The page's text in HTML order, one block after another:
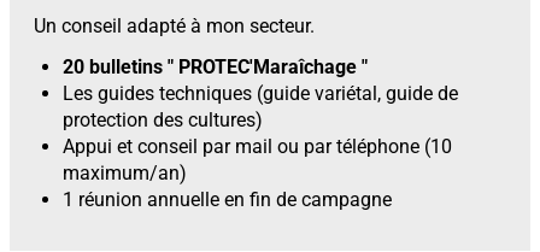
Un conseil adapté à mon secteur.
20 bulletins " PROTEC'Maraîchage "
Les guides techniques (guide variétal, guide de
protection des cultures)
Appui et conseil par mail ou par téléphone (10
maximum/an)
1 réunion annuelle en fin de campagne